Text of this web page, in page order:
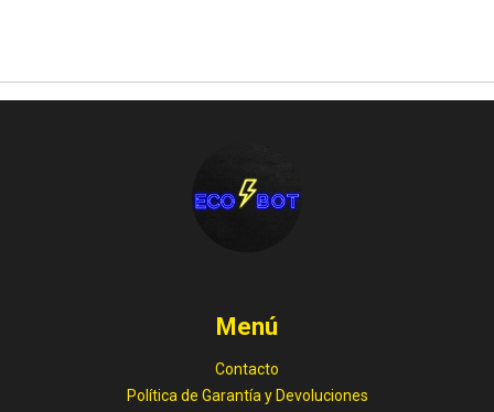
Menú
Contacto
Política de Garantía y Devoluciones